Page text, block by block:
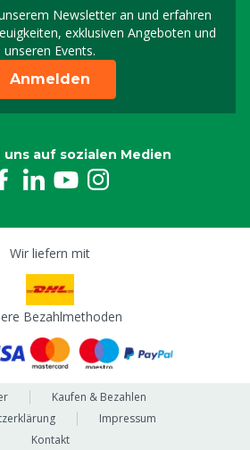
Newsletter an und erfahren
exklusiven Angeboten und
unseren Events.
Melden Sie sich für
Anmelden
uns auf sozialen Medien
Wir liefern mit
Bezahlmethoden
Kaufen & Bezahlen
Impressum
Kontakt